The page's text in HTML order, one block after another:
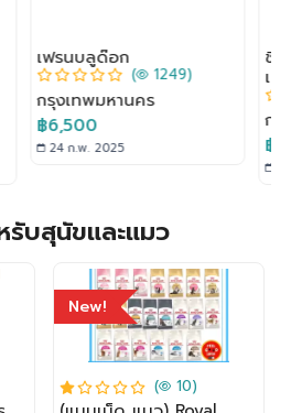
ชิวาว่าขนยาวแท้สีเมอร์ไซส์
เล็ก
(
กรุงเทพมหานคร
฿4,000
บสุนัขและแมว
New!
( 10)